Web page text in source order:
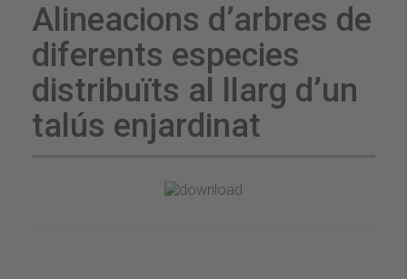
Alineacions d’arbres de
diferents especies
distribuïts al llarg d’un
talús enjardinat